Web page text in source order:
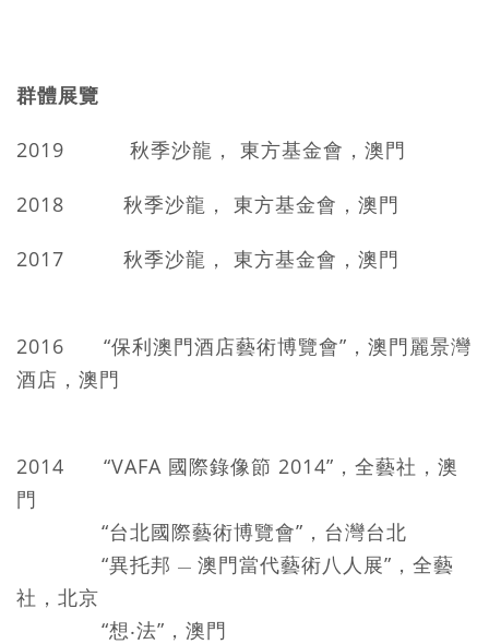
群體展覽
2019 秋季沙龍， 東方基金會，澳門
2018 秋季沙龍， 東方基金會，澳門
2017 秋季沙龍， 東方基金會，澳門
2016 “保利澳門酒店藝術博覽會”，澳門麗景灣
酒店，澳門
2014 “VAFA 國際錄像節 2014”，全藝社，澳
門
“台北國際藝術博覽會”，台灣台北
“異托邦 — 澳門當代藝術八人展”，全藝
社，北京
“想‧法”，澳門